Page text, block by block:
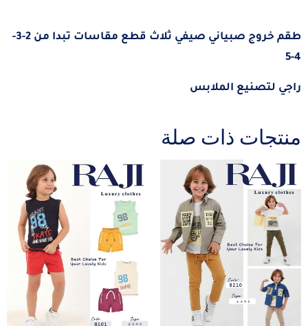
طقم خروج صبياني صيفي ثلاث قطع مقاسات تبدا من 2-3-
4-5
راجي لتصنيع الملابس
منتجات ذات صلة